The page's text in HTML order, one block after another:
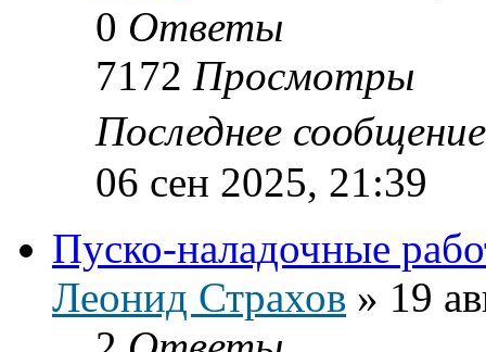
0 Ответы
7172 Просмотры
Последнее
06 сен 2025, 21:39
Пуско-наладочные
Леонид Страхов » 19